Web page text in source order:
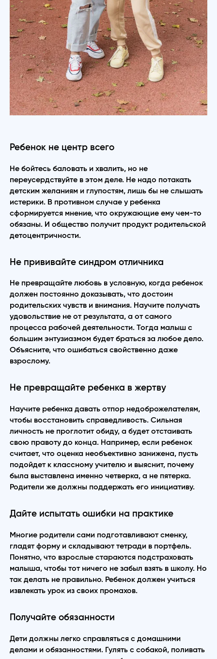
Ребенок не центр всего
Не бойтесь баловать и хвалить, но не
переусердствуйте в этом деле. Не надо потакать
детским желаниям и глупостям, лишь бы не слышать
истерики. В противном случае у ребенка
сформируется мнение, что окружающие ему чем-то
обязаны. И общество получит продукт родительской
детоцентричности.
Не прививайте синдром отличника
Не превращайте любовь в условную, когда ребенок
должен постоянно доказывать, что достоин
родительских чувств и внимания. Научите получать
удовольствие не от результата, а от самого
процесса рабочей деятельности. Тогда малыш с
большим энтузиазмом будет браться за любое дело.
Объясните, что ошибаться свойственно даже
взрослому.
Не превращайте ребенка в жертву
Научите ребенка давать отпор недоброжелателям,
чтобы восстановить справедливость. Сильная
личность не проглотит обиду, а будет отстаивать
свою правоту до конца. Например, если ребенок
считает, что оценка необъективно занижена, пусть
подойдет к классному учителю и выяснит, почему
была выставлена именно четверка, а не пятерка.
Родители же должны поддержать его инициативу.
Дайте испытать ошибки на практике
Многие родители сами подготавливают сменку,
гладят форму и складывают тетради в портфель.
Понятно, что взрослые стараются подстраховать
малыша, чтобы тот ничего не забыл взять в школу. Но
так делать не правильно. Ребенок должен учиться
извлекать урок из своих промахов.
Получайте обязанности
Дети должны легко справляться с домашними
делами и обязанностями. Гулять с собакой, поливать